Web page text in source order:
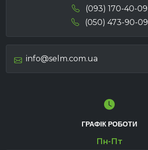
(093) 170-40-09
(050) 473-90-09
info@selm.com.ua
ГРАФІК РОБОТИ
Пн-Пт